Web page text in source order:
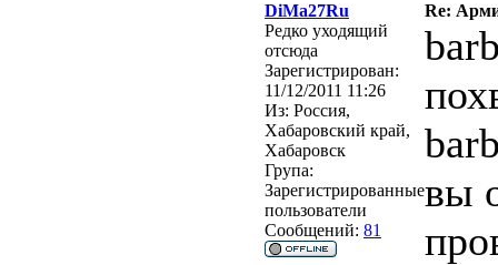
DiMa27Ru
Re:
Редко уходящий
отсюда
Зарегистрирован:
11/12/2011 11:26
Из: Россия,
Хабаровский край,
Хабаровск
Група:
Зарегистрированные
пользователи
Сообщений: 81
вы